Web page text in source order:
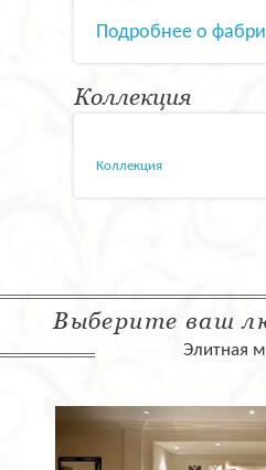
Подробнее о
Коллекция
Коллекция
Выберите ваш
Элитная